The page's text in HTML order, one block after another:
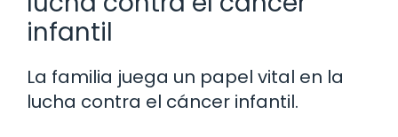
infantil
La familia juega un papel vital en la
lucha contra el cáncer infantil.